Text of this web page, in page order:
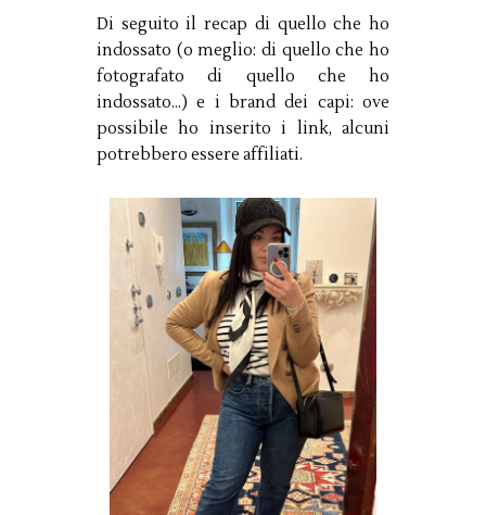
Di seguito il recap di quello che ho
indossato (o meglio: di quello che ho
fotografato di quello che ho
indossato...) e i brand dei capi: ove
possibile ho inserito i link, alcuni
potrebbero essere affiliati.